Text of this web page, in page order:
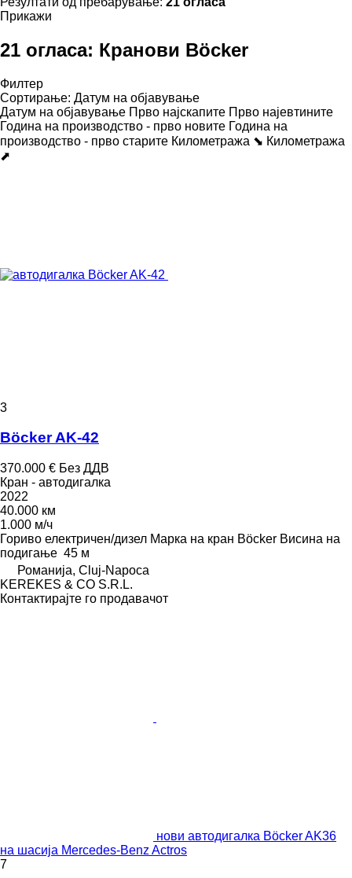
Прикажи
21 огласа: Кранови Böcker
Филтер
Сортирање: Датум на објавување
Датум на објавување Прво најскапите Прво најевтините
Година на производство - прво новите Година на
производство - прво старите Километража ⬊ Километража
⬈
3
Böcker AK-42
370.000 € Без ДДВ
Кран - автодигалка
2022
40.000 км
1.000 м/ч
Гориво електричен/дизел Марка на кран Böcker Висина на
подигање 45 м
Романија, Cluj-Napoca
KEREKES & CO S.R.L.
Контактирајте го продавачот
нови автодигалка Böcker AK36
на шасија Mercedes-Benz Actros
7